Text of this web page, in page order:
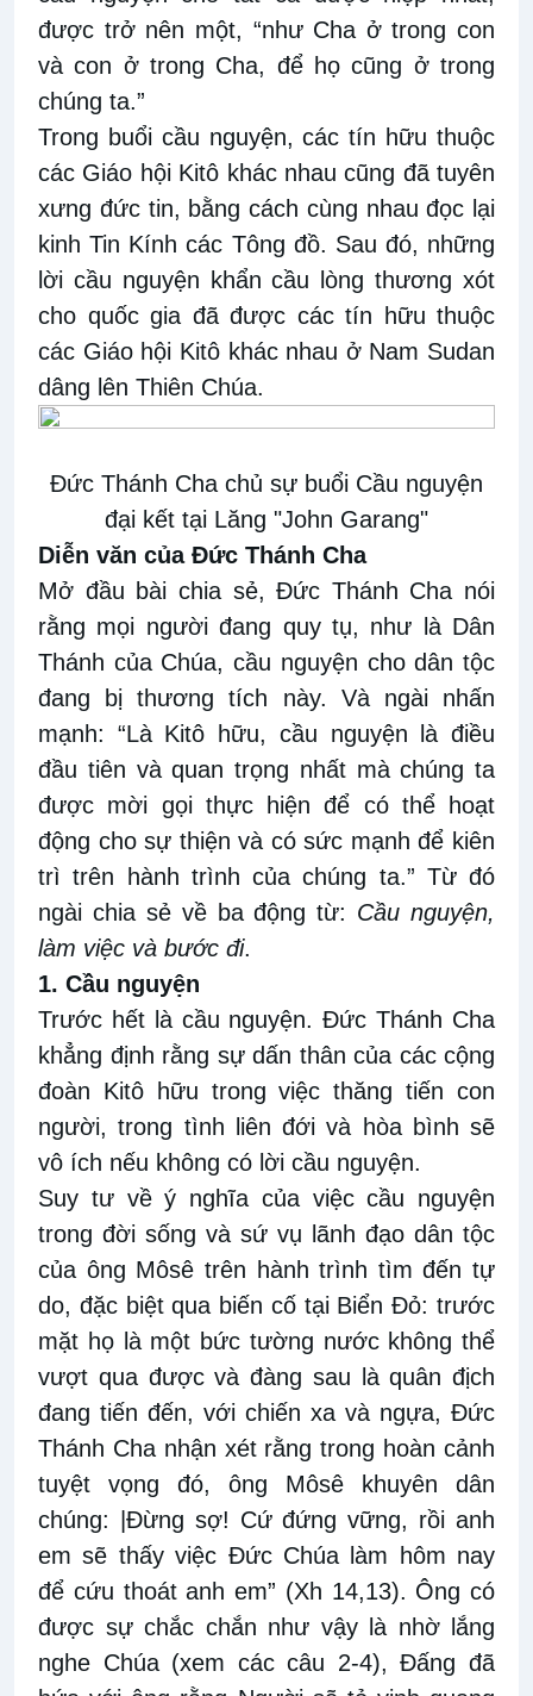
được trở nên một, “như Cha ở trong con
và con ở trong Cha, để họ cũng ở trong
chúng ta.”
Trong buổi cầu nguyện, các tín hữu thuộc
các Giáo hội Kitô khác nhau cũng đã tuyên
xưng đức tin, bằng cách cùng nhau đọc lại
kinh Tin Kính các Tông đồ. Sau đó, những
lời cầu nguyện khẩn cầu lòng thương xót
cho quốc gia đã được các tín hữu thuộc
các Giáo hội Kitô khác nhau ở Nam Sudan
dâng lên Thiên Chúa.
Đức Thánh Cha chủ sự buổi Cầu nguyện
đại kết tại Lăng "John Garang"
Diễn văn của Đức Thánh Cha
Mở đầu bài chia sẻ, Đức Thánh Cha nói
rằng mọi người đang quy tụ, như là Dân
Thánh của Chúa, cầu nguyện cho dân tộc
đang bị thương tích này. Và ngài nhấn
mạnh: “Là Kitô hữu, cầu nguyện là điều
đầu tiên và quan trọng nhất mà chúng ta
được mời gọi thực hiện để có thể hoạt
động cho sự thiện và có sức mạnh để kiên
trì trên hành trình của chúng ta.” Từ đó
ngài chia sẻ về ba động từ: Cầu nguyện,
làm việc và bước đi.
1. Cầu nguyện
Trước hết là cầu nguyện. Đức Thánh Cha
khẳng định rằng sự dấn thân của các cộng
đoàn Kitô hữu trong việc thăng tiến con
người, trong tình liên đới và hòa bình sẽ
vô ích nếu không có lời cầu nguyện.
Suy tư về ý nghĩa của việc cầu nguyện
trong đời sống và sứ vụ lãnh đạo dân tộc
của ông Môsê trên hành trình tìm đến tự
do, đặc biệt qua biến cố tại Biển Đỏ: trước
mặt họ là một bức tường nước không thể
vượt qua được và đàng sau là quân địch
đang tiến đến, với chiến xa và ngựa, Đức
Thánh Cha nhận xét rằng trong hoàn cảnh
tuyệt vọng đó, ông Môsê khuyên dân
chúng: |Đừng sợ! Cứ đứng vững, rồi anh
em sẽ thấy việc Đức Chúa làm hôm nay
để cứu thoát anh em” (Xh 14,13). Ông có
được sự chắc chắn như vậy là nhờ lắng
nghe Chúa (xem các câu 2-4), Đấng đã